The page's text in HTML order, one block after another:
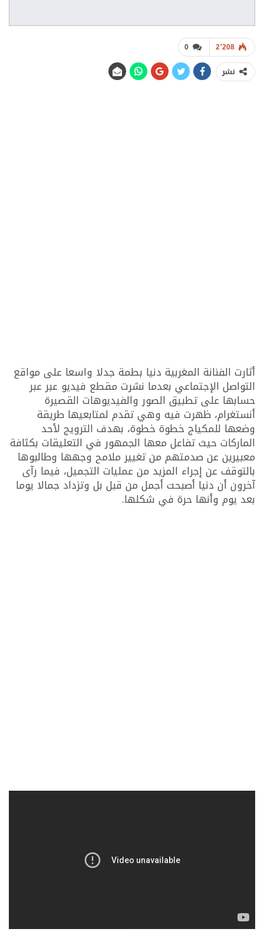
0 2٬208
نشر
أثارت الفنانة المغربية دنيا بطمة جدلا واسعا على مواقع
التواصل الإجتماعي بعدما نشرت مقطع فيديو عبر عبر
حسابها على تطبيق الصور والفيديوهات القصيرة
أنستغرام، ظهرت فيه وهي تقدم لمتابعيها طريقة
وضعها للمكياج خطوة خطوة، بهدف الترويج لأحد
الماركات حيث تفاعل معها الجمهور في التعليقات بكثافة
معبيرين عن صدمتهم من تغيير ملامح وجهها وطالبوها
بالتوقف عن إجراء المزيد من عمليات التجميل، فيما رآى
آخرون أن دنيا أصبحت أجمل من قبل بل وتزداد جمالا يوما
بعد يوم وأنها حرة في شكلها.